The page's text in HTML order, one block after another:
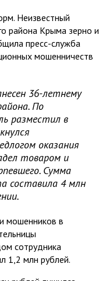
Неизвестный
района Крыма зерно и
пресс-служба
мошенничеств
36-летнему
По
разместил в
оказания
товаром и
Сумма
составила 4 млн
мошенников в
сотрудника
1,2 млн рублей.